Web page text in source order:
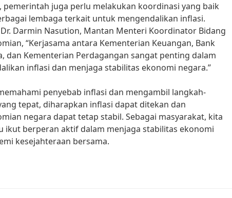
pemerintah juga perlu melakukan koordinasi yang baik
lembaga terkait untuk mengendalikan inflasi.
Darmin Nasution, Mantan Menteri Koordinator Bidang
“Kerjasama antara Kementerian Keuangan, Bank
dan Kementerian Perdagangan sangat penting dalam
inflasi dan menjaga stabilitas ekonomi negara.”
penyebab inflasi dan mengambil langkah-
tepat, diharapkan inflasi dapat ditekan dan
negara dapat tetap stabil. Sebagai masyarakat, kita
ikut berperan aktif dalam menjaga stabilitas ekonomi
kesejahteraan bersama.